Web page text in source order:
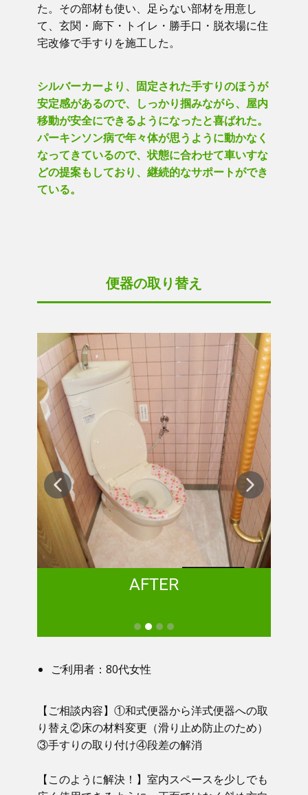
た。その部材も使い、足らない部材を用意し
て、玄関・廊下・トイレ・勝手口・脱衣場に住
宅改修で手すりを施工した。
シルバーカーより、固定された手すりのほうが
安定感があるので、しっかり掴みながら、屋内
移動が安全にできるようになったと喜ばれた。
パーキンソン病で年々体が思うように動かなく
なってきているので、状態に合わせて車いすな
どの提案もしており、継続的なサポートができ
ている。
便器の取り替え
AFTER
ご利用者：80代女性
【ご相談内容】①​ 和式便器から洋式便器への取
り替え②床の材料変更（滑り止め防止のため）
③手すりの取り付け④段差の解消
【このように解決！】​​ 室内スペースを少しでも